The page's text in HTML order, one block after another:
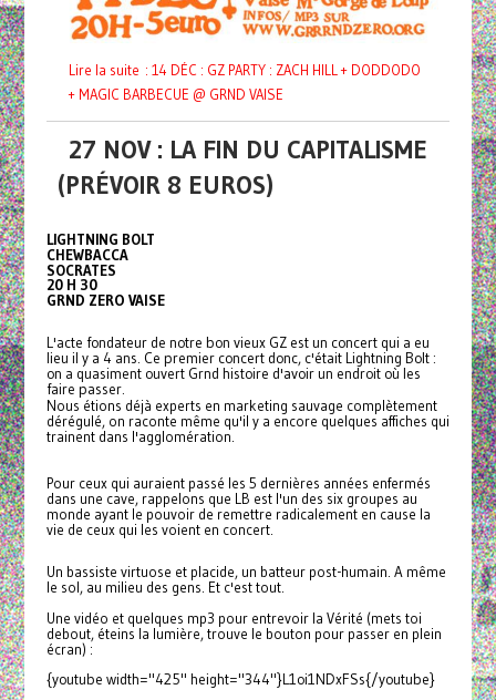
Lire la suite : 14 DÉC : GZ PARTY : ZACH HILL + DODDODO
+ MAGIC BARBECUE @ GRND VAISE
27 NOV : LA FIN DU CAPITALISME
(PRÉVOIR 8 EUROS)
LIGHTNING BOLT
CHEWBACCA
SOCRATES
20 H 30
GRND ZERO VAISE
L'acte fondateur de notre bon vieux GZ est un concert qui a eu
lieu il y a 4 ans. Ce premier concert donc, c'était Lightning Bolt :
on a quasiment ouvert Grnd histoire d'avoir un endroit où les
faire passer.
Nous étions déjà experts en marketing sauvage complètement
dérégulé, on raconte même qu'il y a encore quelques affiches qui
trainent dans l'agglomération.
Pour ceux qui auraient passé les 5 dernières années enfermés
dans une cave, rappelons que LB est l'un des six groupes au
monde ayant le pouvoir de remettre radicalement en cause la
vie de ceux qui les voient en concert.
Un bassiste virtuose et placide, un batteur post-humain. A même
le sol, au milieu des gens. Et c'est tout.
Une vidéo et quelques mp3 pour entrevoir la Vérité (mets toi
debout, éteins la lumière, trouve le bouton pour passer en plein
écran) :
{youtube width="425" height="344"}L1oi1NDxFSs{/youtube}